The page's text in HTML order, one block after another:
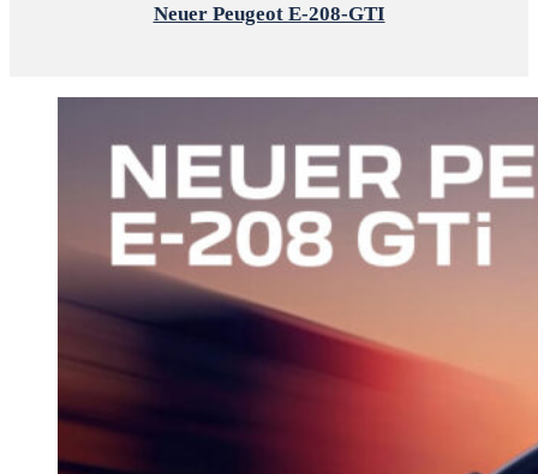
Neuer Peugeot E-208-GTI